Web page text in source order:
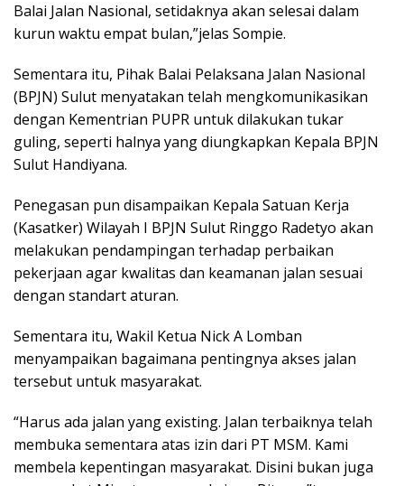
Balai Jalan Nasional, setidaknya akan selesai dalam
kurun waktu empat bulan,”jelas Sompie.
Sementara itu, Pihak Balai Pelaksana Jalan Nasional
(BPJN) Sulut menyatakan telah mengkomunikasikan
dengan Kementrian PUPR untuk dilakukan tukar
guling, seperti halnya yang diungkapkan Kepala BPJN
Sulut Handiyana.
Penegasan pun disampaikan Kepala Satuan Kerja
(Kasatker) Wilayah I BPJN Sulut Ringgo Radetyo akan
melakukan pendampingan terhadap perbaikan
pekerjaan agar kwalitas dan keamanan jalan sesuai
dengan standart aturan.
Sementara itu, Wakil Ketua Nick A Lomban
menyampaikan bagaimana pentingnya akses jalan
tersebut untuk masyarakat.
“Harus ada jalan yang existing. Jalan terbaiknya telah
membuka sementara atas izin dari PT MSM. Kami
membela kepentingan masyarakat. Disini bukan juga